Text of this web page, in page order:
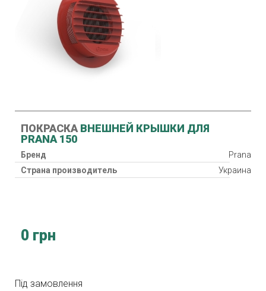
ПОКРАСКА ВНЕШНЕЙ КРЫШКИ ДЛЯ
PRANA 150
Бренд
Prana
Страна производитель
Украина
0 грн
Під замовлення